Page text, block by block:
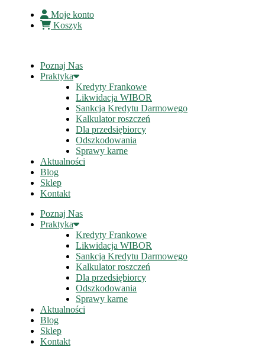
Moje konto
Koszyk
Poznaj Nas
Praktyka
Kredyty Frankowe
Likwidacja WIBOR
Sankcja Kredytu Darmowego
Kalkulator roszczeń
Dla przedsiębiorcy
Odszkodowania
Sprawy karne
Aktualności
Blog
Sklep
Kontakt
Poznaj Nas
Praktyka
Kredyty Frankowe
Likwidacja WIBOR
Sankcja Kredytu Darmowego
Kalkulator roszczeń
Dla przedsiębiorcy
Odszkodowania
Sprawy karne
Aktualności
Blog
Sklep
Kontakt